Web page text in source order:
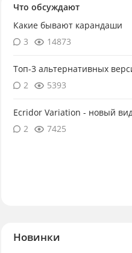
Что обсуждают
Какие бывают карандаши
3
14873
Топ-3 альтернативных
2
5393
Ecridor Variation - новый
2
7425
Новинки